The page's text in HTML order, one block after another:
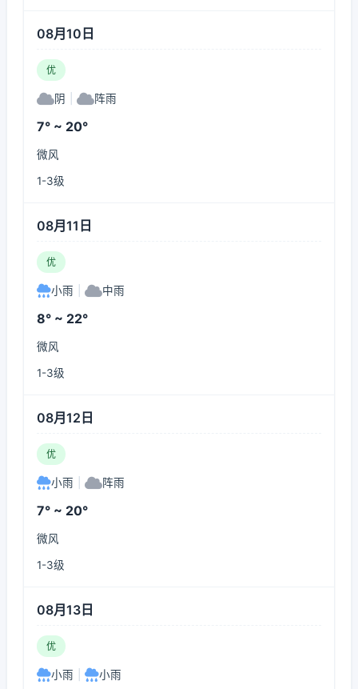
08月10日
优
阴 阵雨
7° ~ 20°
微风
1-3级
08月11日
优
小雨 中雨
8° ~ 22°
微风
1-3级
08月12日
优
小雨 阵雨
7° ~ 20°
微风
1-3级
08月13日
优
小雨 小雨